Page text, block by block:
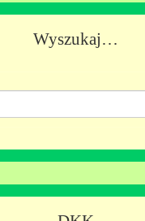
Wyszukaj…